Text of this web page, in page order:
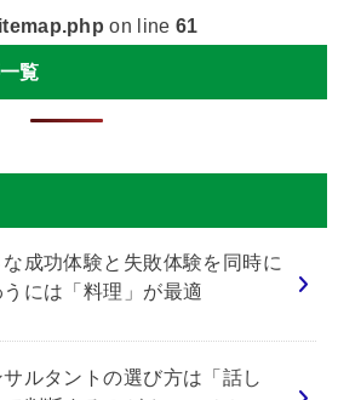
on line 61
覧
成功体験と失敗体験を同時に
うには「料理」が最適
サルタントの選び方は「話し